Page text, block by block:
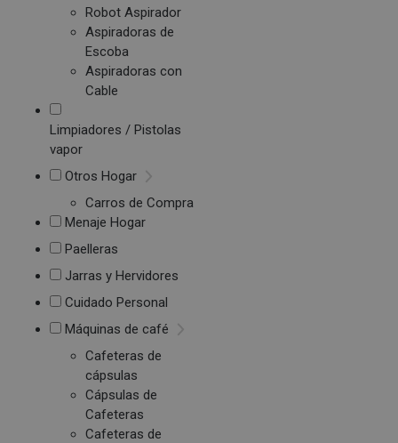
Robot Aspirador
Aspiradoras de
Escoba
Aspiradoras con
Cable
Limpiadores / Pistolas
vapor
Otros Hogar
Carros de Compra
Menaje Hogar
Paelleras
Jarras y Hervidores
Cuidado Personal
Máquinas de café
Cafeteras de
cápsulas
Cápsulas de
Cafeteras
Cafeteras de